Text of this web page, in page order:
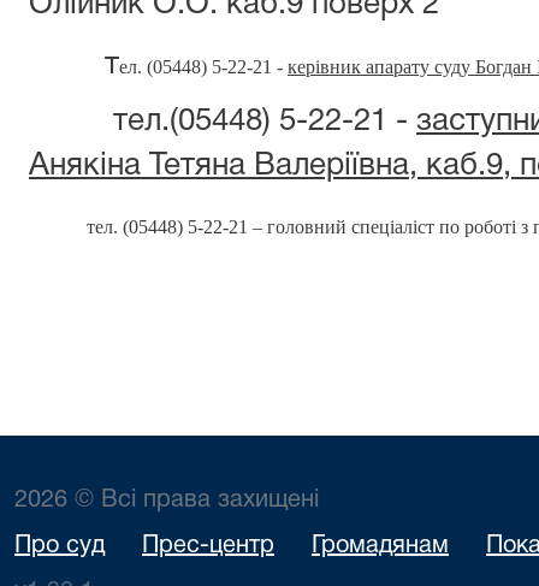
тел. (05448) 5-22-21 - керівник апарату суду
тел.(05448) 5-22-21 -
Анякіна Тетяна Валеріївна, каб.9,
тел. (05448) 5-22-21 – головний спеціаліст по роботі
2026 © Всі права захищені
Про суд Прес-центр Громадянам